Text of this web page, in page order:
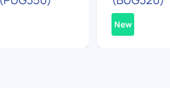
New